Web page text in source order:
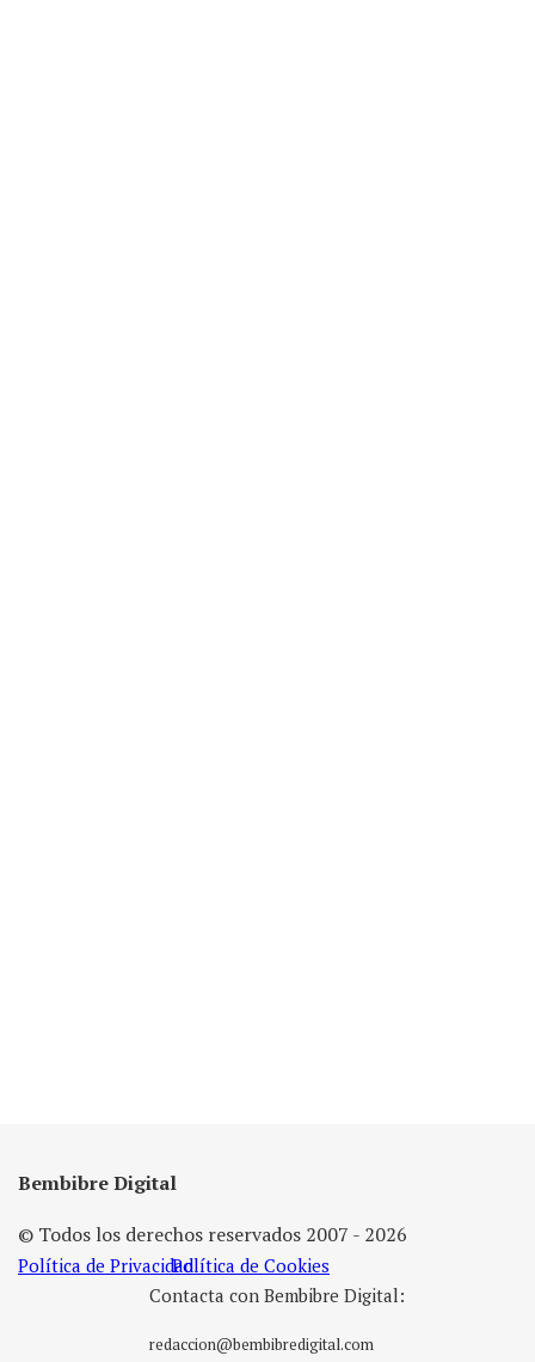
Bembibre Digital
© Todos los derechos reservados 2007 - 2026
Política de PrivacidadPolítica de Cookies
Contacta con Bembibre Digital:
redaccion@bembibredigital.com